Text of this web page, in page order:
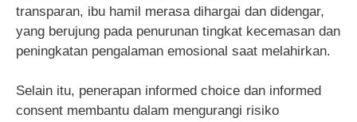
transparan, ibu hamil merasa dihargai dan didengar,
yang berujung pada penurunan tingkat kecemasan dan
peningkatan pengalaman emosional saat melahirkan.
Selain itu, penerapan informed choice dan informed
consent membantu dalam mengurangi risiko